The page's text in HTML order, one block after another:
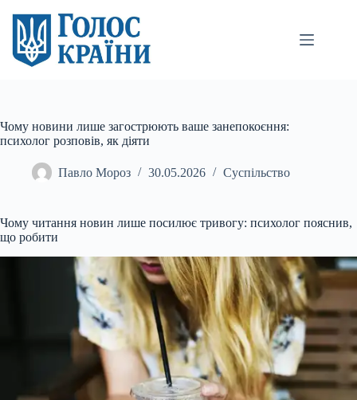
вмісту
Чому новини лише загострюють ваше занепокоєння:
психолог розповів, як діяти
Павло Мороз 30.05.2026 Суспільство
Чому читання новин лише посилює тривогу: психолог пояснив,
що робити